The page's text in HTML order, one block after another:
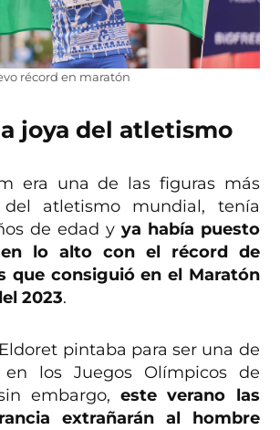
récord en maratón
joya del atletismo
era una de las figuras más
del atletismo mundial, tenía
de edad yya había puesto
lo alto con el récord de
que consiguió en el Maratón
2023.
pintaba para ser una de
en los Juegos Olímpicos de
embargo,este verano las
extrañarán al hombre